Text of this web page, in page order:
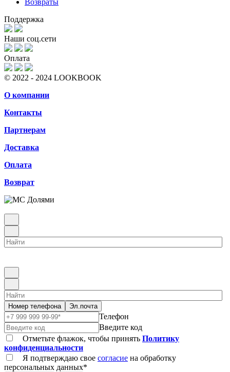
Возвраты
Поддержка
Наши соц.сети
Оплата
© 2022 - 2024 LOOKBOOK
О компании
Контакты
Партнерам
Доставка
Оплата
Возврат
Номер телефона Эл.почта
Телефон
Введите код
Отметьте флажок, чтобы принять Политику
конфиденциальности
Я подтверждаю свое согласие на обработку
персональных данных*